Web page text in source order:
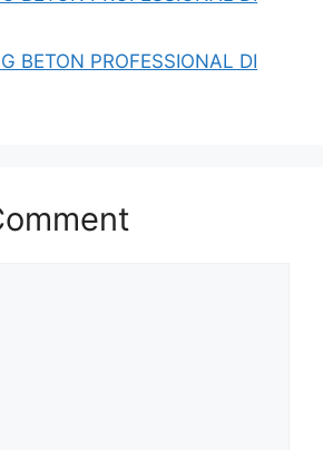
BETON PROFESSIONAL DI